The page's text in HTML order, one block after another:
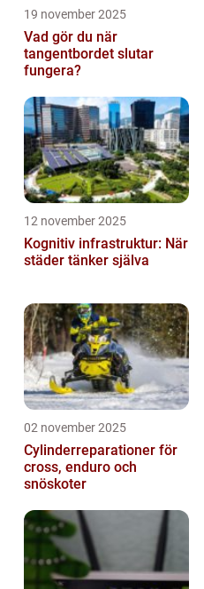
19 november 2025
Vad gör du när
tangentbordet slutar
fungera?
12 november 2025
Kognitiv infrastruktur: När
städer tänker själva
02 november 2025
Cylinderreparationer för
cross, enduro och
snöskoter